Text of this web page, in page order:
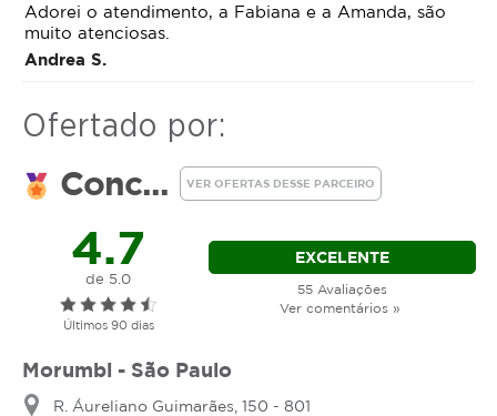
Adorei o atendimento, a Fabiana e a Amanda, são
muito atenciosas.
Andrea S.
Ofertado por:
Conc... VER OFERTAS DESSE PARCEIRO
4.7
de 5.0
Últimos 90 dias
EXCELENTE
55 Avaliações
Ver comentários »
Morumbi - São Paulo
R. Áureliano Guimarães, 150 - 801